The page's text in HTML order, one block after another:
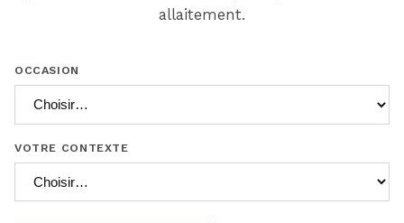
allaitement.
OCCASION
VOTRE CONTEXTE